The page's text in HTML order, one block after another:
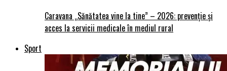
Caravana „Sănătatea vine la tine” – 2026: prevenție și
acces la servicii medicale în mediul rural
Sport